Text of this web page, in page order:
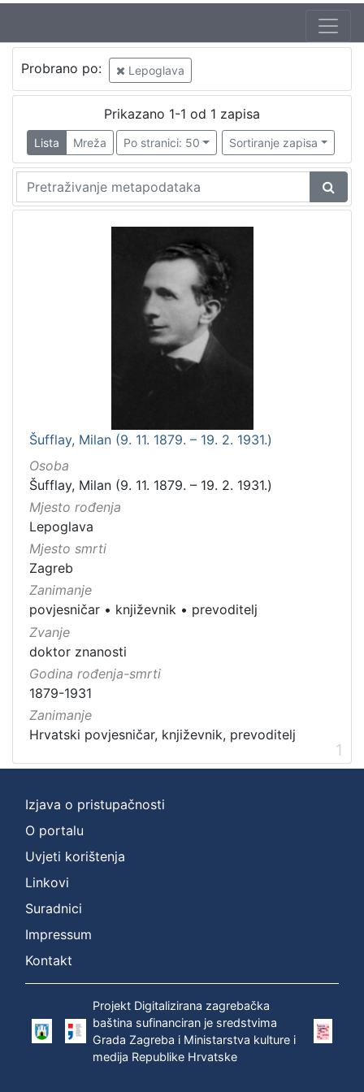
Probrano po: Lepoglava
Prikazano 1-1 od 1 zapisa
Lista Mreža Po stranici: 50 Sortiranje zapisa
Šufflay, Milan (9. 11. 1879. – 19. 2. 1931.)
Osoba
Šufflay, Milan (9. 11. 1879. – 19. 2. 1931.)
Mjesto rođenja
Lepoglava
Mjesto smrti
Zagreb
Zanimanje
povjesničar • književnik • prevoditelj
Zvanje
doktor znanosti
Godina rođenja-smrti
1879-1931
Zanimanje
Hrvatski povjesničar, književnik, prevoditelj
1
Izjava o pristupačnosti
O portalu
Uvjeti korištenja
Linkovi
Suradnici
Impressum
Kontakt
Projekt Digitalizirana zagrebačka
baština sufinanciran je sredstvima
Grada Zagreba i Ministarstva kulture i
medija Republike Hrvatske